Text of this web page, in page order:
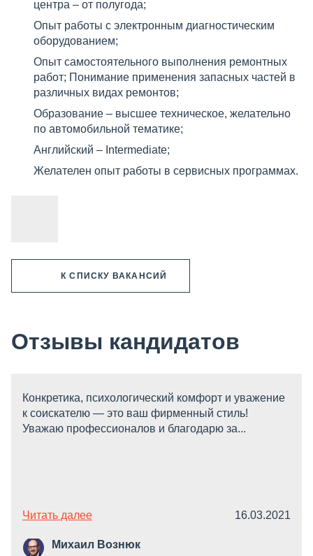
центра – от полугода;
Опыт работы с электронным диагностическим
оборудованием;
Опыт самостоятельного выполнения ремонтных
работ; Понимание применения запасных частей в
различных видах ремонтов;
Образование – высшее техническое, желательно
по автомобильной тематике;
Английский – Intermediate;
Желателен опыт работы в сервисных программах.
К СПИСКУ ВАКАНСИЙ
Отзывы кандидатов
Конкретика, психологический комфорт и уважение
к соискателю — это ваш фирменный стиль!
Уважаю профессионалов и благодарю за...
Читать далее 16.03.2021
Михаил Вознюк